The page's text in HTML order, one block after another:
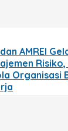
AMREI
Organisasi